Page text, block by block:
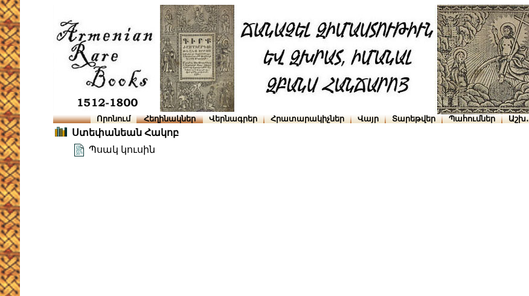
Որոնում Հեղինակներ Վերնագրեր Հրատարակիչներ Վայր Տարեթվեր Պահումներ
Ստեփանեան Հակոբ
Պսակ կուսին